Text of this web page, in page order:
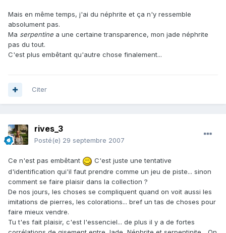
Mais en même temps, j'ai du néphrite et ça n'y ressemble
absolument pas.
Ma serpentine a une certaine transparence, mon jade néphrite
pas du tout.
C'est plus embêtant qu'autre chose finalement...
Citer
rives_3
Posté(e) 29 septembre 2007
Ce n'est pas embêtant
C'est juste une tentative
d'identification qui'il faut prendre comme un jeu de piste... sinon
comment se faire plaisir dans la collection ?
De nos jours, les choses se compliquent quand on voit aussi les
imitations de pierres, les colorations... bref un tas de choses pour
faire mieux vendre.
Tu t'es fait plaisir, c'est l'essenciel... de plus il y a de fortes